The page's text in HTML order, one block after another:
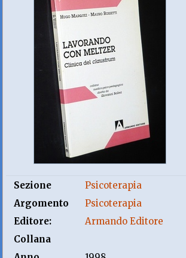
Sezione
Psicoterapia
Argomento
Psicoterapia
Editore:
Armando Editore
Collana